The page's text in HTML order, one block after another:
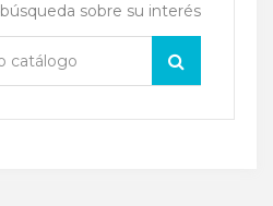
sobre su interés